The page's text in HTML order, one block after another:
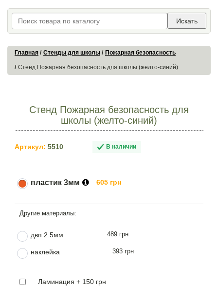
Искать
Главная Стенды для школы Пожарная безопасность
Стенд Пожарная безопасность для школы (желто-синий)
Стенд Пожарная безопасность для
школы (желто-синий)
Артикул: 5510 В наличии
пластик 3мм 605 грн
двп 2.5мм 489 грн
наклейка 393 грн
Ламинация + 150 грн